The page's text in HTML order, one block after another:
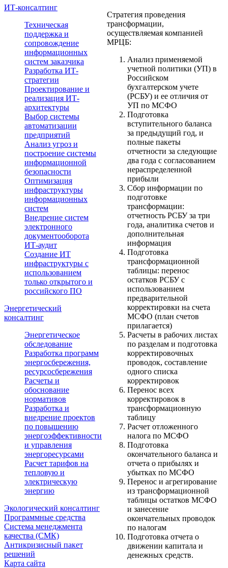
ИТ-консалтинг
Техническая
поддержка и
сопровождение
информационных
систем заказчика
Разработка ИТ-
стратегии
Проектирование и
реализация ИТ-
архитектуры
Выбор системы
автоматизации
предприятий
Анализ угроз и
построение системы
информационной
безопасности
Оптимизация
инфраструктуры
информационных
систем
Внедрение систем
электронного
документооборота
ИТ-аудит
Создание ИТ
инфраструктуры с
использованием
только открытого и
российского ПО
Энергетический
консалтинг
Энергетическое
обследование
Разработка программ
энергосбережения,
ресурсосбережения
Расчеты и
обоснование
нормативов
Разработка и
внедрение проектов
по повышению
энергоэффективности
и управления
энергоресурсами
Расчет тарифов на
тепловую и
электрическую
энергию
Экологический консалтинг
Программные средства
Система менеджмента
качества (СМК)
Антикризисный пакет
решений
Карта сайта
Стратегия проведения
трансформации,
осуществляемая компанией
МРЦБ:
Анализ применяемой
учетной политики (УП) в
Российском
бухгалтерском учете
(РСБУ) и ее отличия от
УП по МСФО
Подготовка
вступительного баланса
за предыдущий год, и
полные пакеты
отчетности за следующие
два года с согласованием
нераспределенной
прибыли
Сбор информации по
подготовке
трансформации:
отчетность РСБУ за три
года, аналитика счетов и
дополнительная
информация
Подготовка
трансформационной
таблицы: перенос
остатков РСБУ с
использованием
предварительной
корректировки на счета
МСФО (план счетов
прилагается)
Расчеты в рабочих листах
по разделам и подготовка
корректировочных
проводок, составление
одного списка
корректировок
Перенос всех
корректировок в
трансформационную
таблицу
Расчет отложенного
налога по МСФО
Подготовка
окончательного баланса и
отчета о прибылях и
убытках по МСФО
Перенос и агрегирование
из трансформационной
таблицы остатков МСФО
и занесение
окончательных проводок
по налогам
Подготовка отчета о
движении капитала и
денежных средств.